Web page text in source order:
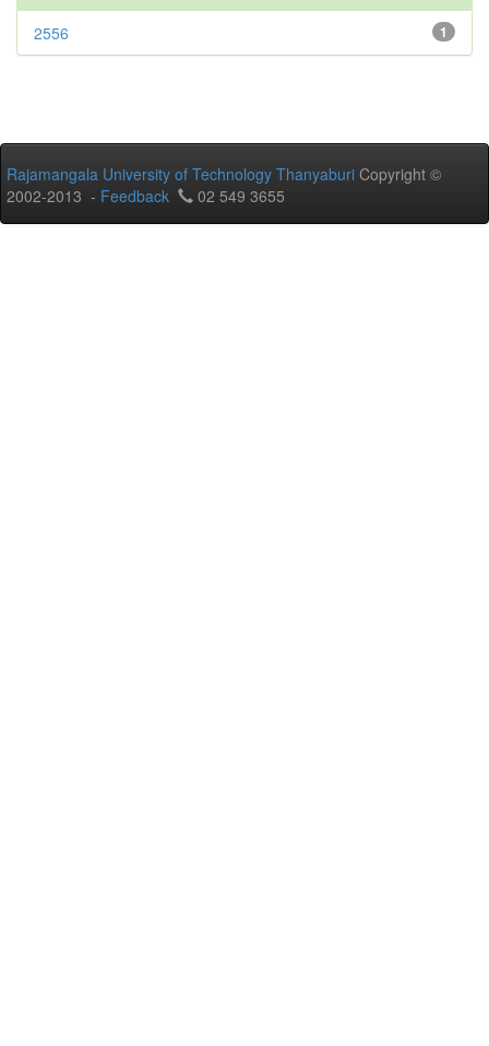
1
2556
Rajamangala University of Technology Thanyaburi Copyright ©
2002-2013 - Feedback 02 549 3655